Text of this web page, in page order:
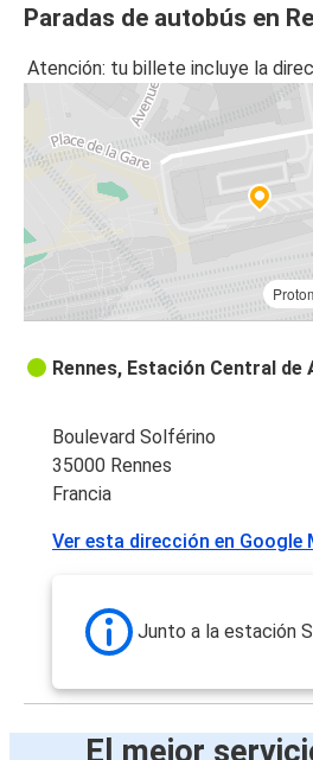
Paradas de autobús en
Atención: tu billete incluye la
Rennes, Estación Central de
Boulevard Solférino
35000 Rennes
Francia
Ver esta dirección en Google
Junto a la estación
El mejor